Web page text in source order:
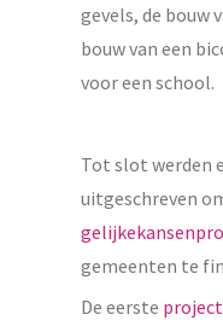
gevels, de bouw
bouw van een
voor een school.
Tot slot werden
uitgeschreven
gemeenten te
De eerste